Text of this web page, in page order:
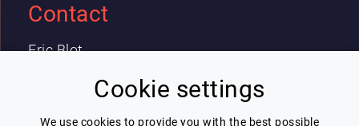
Cookie settings
We use cookies to provide you with the best possible
Contact
Eric Blot